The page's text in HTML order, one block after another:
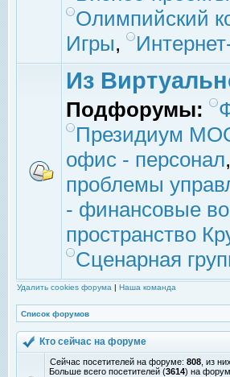
Олимпийский
Игры,
Из
Подфорумы:
Президиум
офис - персонал,
проблемы
- финансовые
пространство
Сценарная
Удалить cookies форума | Наша команда
Список форумов
Кто сейчас на форуме
Сейчас посетителей на форуме: 808 , из
Больше всего посетителей (3614) на